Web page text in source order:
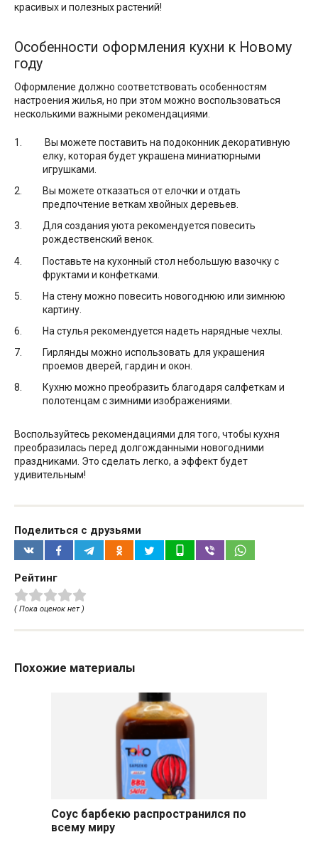
красивых и полезных растений!
Особенности оформления кухни к Новому
году
Оформление должно соответствовать особенностям
настроения жилья, но при этом можно воспользоваться
несколькими важными рекомендациями.
Вы можете поставить на подоконник декоративную
елку, которая будет украшена миниатюрными
игрушками.
Вы можете отказаться от елочки и отдать
предпочтение веткам хвойных деревьев.
Для создания уюта рекомендуется повесить
рождественский венок.
Поставьте на кухонный стол небольшую вазочку с
фруктами и конфетками.
На стену можно повесить новогоднюю или зимнюю
картину.
На стулья рекомендуется надеть нарядные чехлы.
Гирлянды можно использовать для украшения
проемов дверей, гардин и окон.
Кухню можно преобразить благодаря салфеткам и
полотенцам с зимними изображениями.
Воспользуйтесь рекомендациями для того, чтобы кухня
преобразилась перед долгожданными новогодними
праздниками. Это сделать легко, а эффект будет
удивительным!
Поделиться с друзьями
Рейтинг
( Пока оценок нет )
Похожие материалы
Соус барбекю распространился по
всему миру